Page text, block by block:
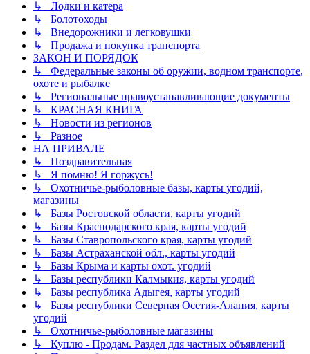
↳ Лодки и катера
↳ Болотоходы
↳ Внедорожники и легковушки
↳ Продажа и покупка транспорта
ЗАКОН И ПОРЯДОК
↳ Федеральные законы об оружии, водном транспорте,
охоте и рыбалке
↳ Региональные правоустанавливающие документы
↳ КРАСНАЯ КНИГА
↳ Новости из регионов
↳ Разное
НА ПРИВАЛЕ
↳ Поздравительная
↳ Я помню! Я горжусь!
↳ Охотничье-рыболовные базы, карты угодий,
магазины
↳ Базы Ростовской области, карты угодий
↳ Базы Краснодарского края, карты угодий
↳ Базы Ставропольского края, карты угодий
↳ Базы Астраханской обл., карты угодий
↳ Базы Крыма и карты охот. угодий
↳ Базы республики Калмыкия, карты угодий
↳ Базы республика Адыгея, карты угодий
↳ Базы республики Северная Осетия-Алания, карты
угодий
↳ Охотничье-рыболовные магазины
↳ Куплю - Продам. Раздел для частных объявлений